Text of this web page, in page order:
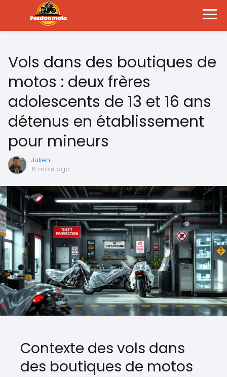
Vols dans des boutiques de
motos : deux frères
adolescents de 13 et 16 ans
détenus en établissement
pour mineurs
Julien
6 mois ago
Contexte des vols dans
des boutiques de motos